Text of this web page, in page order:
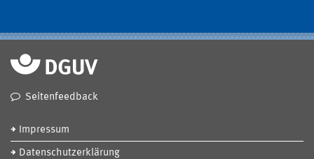
Seitenfeedback
Impressum
Datenschutzerklärung